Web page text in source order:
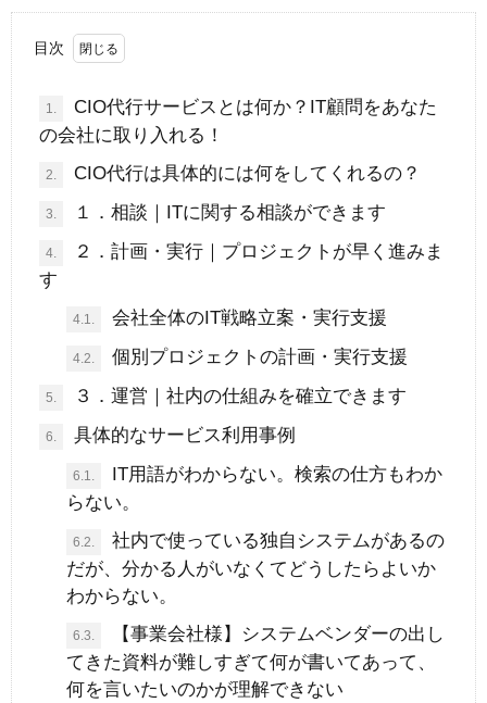
目次
1.
CIO代行サービスとは何か？IT顧問をあなた
の会社に取り入れる！
2. CIO代行は具体的には何をしてくれるの？
3. １．相談｜ITに関する相談ができます
4.
２．計画・実行｜プロジェクトが早く進みま
す
4.1. 会社全体のIT戦略立案・実行支援
4.2. 個別プロジェクトの計画・実行支援
5. ３．運営｜社内の仕組みを確立できます
6. 具体的なサービス利用事例
6.1.
IT用語がわからない。検索の仕方もわか
らない。
6.2.
社内で使っている独自システムがあるの
だが、分かる人がいなくてどうしたらよいか
わからない。
6.3.
【事業会社様】システムベンダーの出し
てきた資料が難しすぎて何が書いてあって、
何を言いたいのかが理解できない